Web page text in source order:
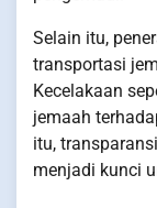
Selain itu,
transportasi
Kecelakaan
jemaah
itu,
menjadi kunci